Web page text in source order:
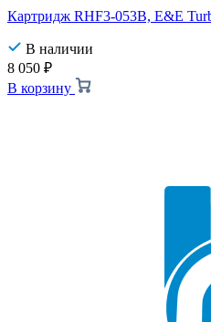
Картридж RHF3-053B, E&E
В наличии
8 050 ₽
В корзину